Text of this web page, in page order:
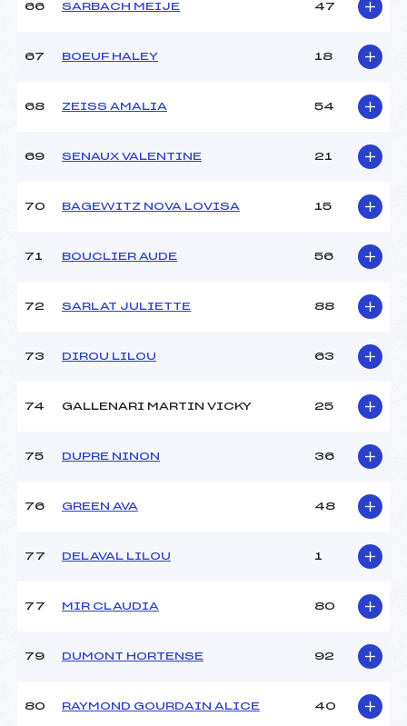
66 SARBACH MEIJE 47
67 BOEUF HALEY 18
68 ZEISS AMALIA 54
69 SENAUX VALENTINE 21
70 BAGEWITZ NOVA LOVISA 15
71 BOUCLIER AUDE 56
72 SARLAT JULIETTE 88
73 DIROU LILOU 63
74 GALLENARI MARTIN VICKY 25
75 DUPRE NINON 36
76 GREEN AVA 48
77 DELAVAL LILOU 1
77 MIR CLAUDIA 80
79 DUMONT HORTENSE 92
80 RAYMOND GOURDAIN ALICE 40